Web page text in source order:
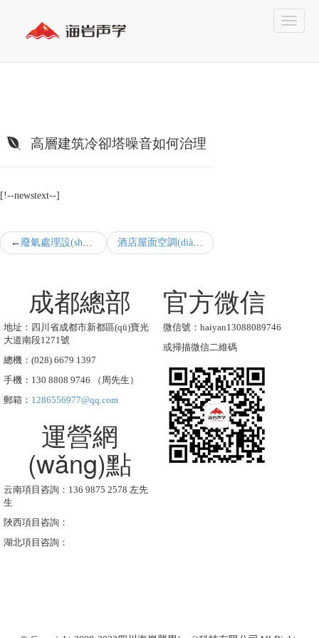
高層建筑冷卻塔噪音如何治理
[!--newstext--]
廢氣處理設(shè)備降噪處理聲屏障的特點 酒店屋面空調(diào)系統(tǒng)降噪辦法介紹
成都總部
地址：四川省成都市新都區(qū)寶光
大道南段1271號
總機：(028) 6679 1397
手機：130 8808 9746 （周先生）
郵箱： 1286556977@qq.com
運營網
(wǎng)點
云南項目咨詢：136 9875 2578 左先
生
陜西項目咨詢：
湖北項目咨詢：
官方微信
微信號：haiyan13088089746
或掃描微信二維碼